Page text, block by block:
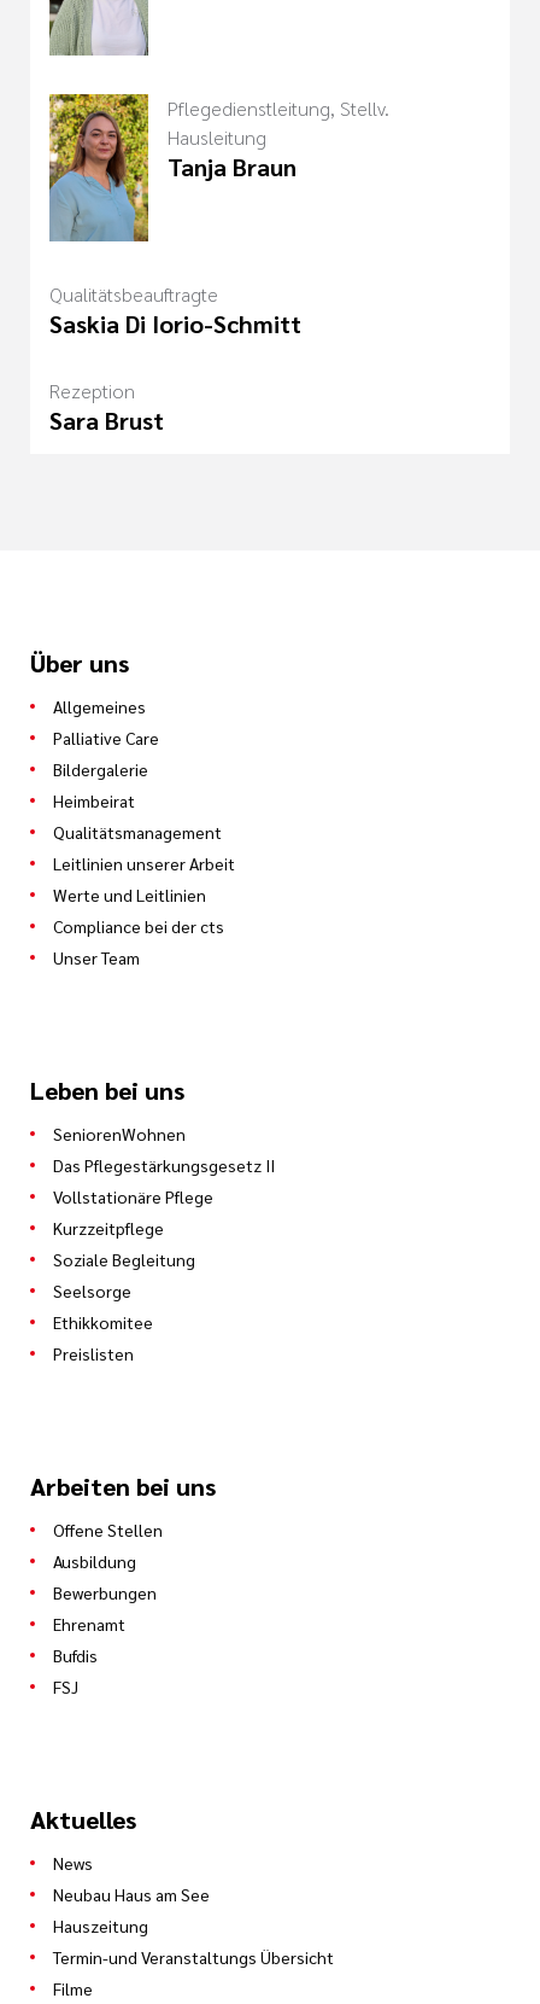
Pflegedienstleitung, Stellv.
Hausleitung
Tanja Braun
Qualitätsbeauftragte
Saskia Di Iorio-Schmitt
Rezeption
Sara Brust
Über uns
Allgemeines
Palliative Care
Bildergalerie
Heimbeirat
Qualitätsmanagement
Leitlinien unserer Arbeit
Werte und Leitlinien
Compliance bei der cts
Unser Team
Leben bei uns
SeniorenWohnen
Das Pflegestärkungsgesetz II
Vollstationäre Pflege
Kurzzeitpflege
Soziale Begleitung
Seelsorge
Ethikkomitee
Preislisten
Arbeiten bei uns
Offene Stellen
Ausbildung
Bewerbungen
Ehrenamt
Bufdis
FSJ
Aktuelles
News
Neubau Haus am See
Hauszeitung
Termin-und Veranstaltungs Übersicht
Filme